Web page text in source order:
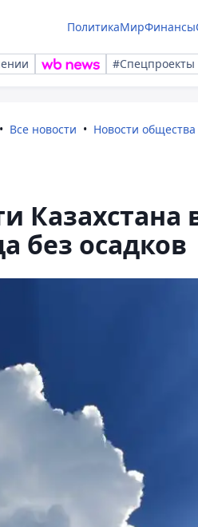
ПолитикаМирФинансы
#Спецпроекты
Все новости Новости общества
Казахстана
без осадков